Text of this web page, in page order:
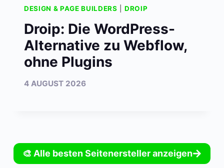
DESIGN & PAGE BUILDERS DROIP
Droip: Die WordPress-
Alternative zu Webflow,
ohne Plugins
4 AUGUST 2026
🎨 Alle besten Seitenersteller anzeigen